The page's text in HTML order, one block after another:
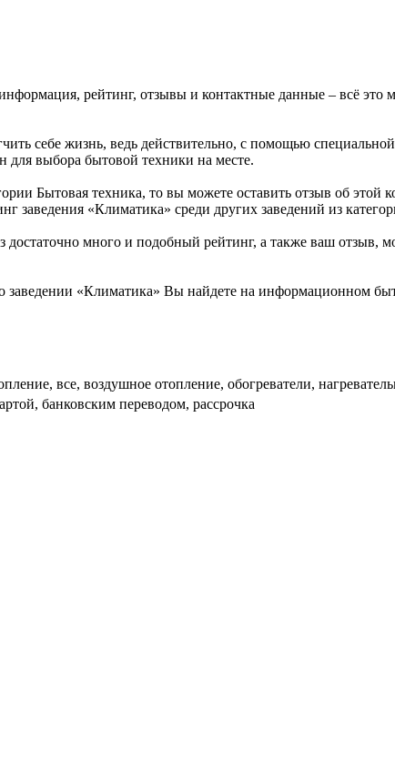
рейтинг, отзывы и контактные данные – всё
себе жизнь, ведь действительно, с помощью
для выбора бытовой техники на месте.
Бытовая техника, то вы можете оставить отзыв об
заведения «Климатика» среди других заведений из
много и подобный рейтинг, а также ваш отзыв,
«Климатика» Вы найдете на информационном
все, воздушное отопление, обогреватели,
банковским переводом, рассрочка